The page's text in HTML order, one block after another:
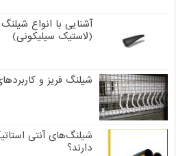
آشنایی با انواع شیلنگ
(لاستیک سیلیکونی)
شیلنگ فریز و
شیلنگ‌های آنتی
دارند؟